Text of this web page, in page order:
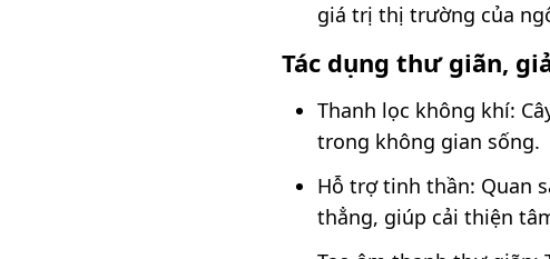
giá trị thị trường của
Tác dụng thư giãn,
Thanh lọc không khí:
trong không gian sống.
Hỗ trợ tinh thần: Quan
thẳng, giúp cải thiện